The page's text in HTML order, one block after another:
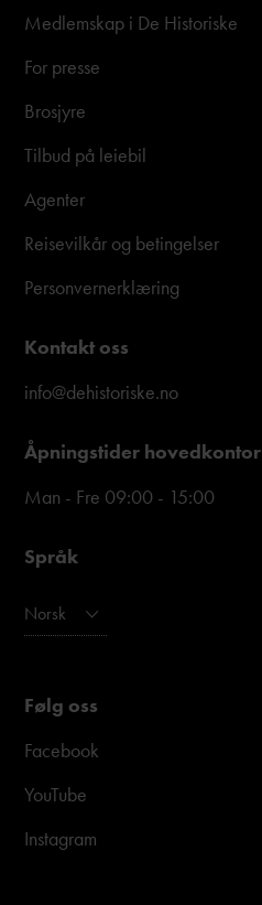
Medlemskap i De Historiske
For presse
Brosjyre
Tilbud på leiebil
Agenter
Reisevilkår og betingelser
Personvernerklæring
Kontakt oss
info@dehistoriske.no
Åpningstider hovedkontor
Man - Fre 09:00 - 15:00
Språk
Norsk
Følg oss
Facebook
YouTube
Instagram